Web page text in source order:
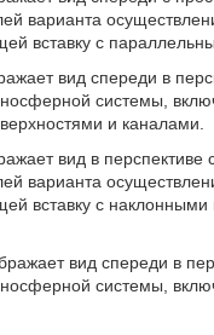
варианта
вставку с
вид спереди в
системы,
и каналами.
вид в перспективе
варианта
вставку с наклонными
вид спереди в
системы,